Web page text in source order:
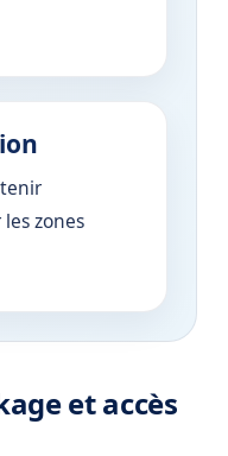
zones
et accès